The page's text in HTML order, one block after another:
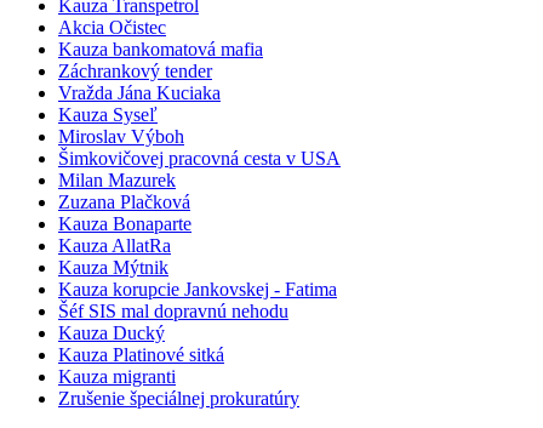
Kauza Transpetrol
Akcia Očistec
Kauza bankomatová mafia
Záchrankový tender
Vražda Jána Kuciaka
Kauza Syseľ
Miroslav Výboh
Šimkovičovej pracovná cesta v USA
Milan Mazurek
Zuzana Plačková
Kauza Bonaparte
Kauza AllatRa
Kauza Mýtnik
Kauza korupcie Jankovskej - Fatima
Šéf SIS mal dopravnú nehodu
Kauza Ducký
Kauza Platinové sitká
Kauza migranti
Zrušenie špeciálnej prokuratúry